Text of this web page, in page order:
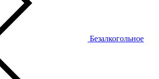
Безалкогольное